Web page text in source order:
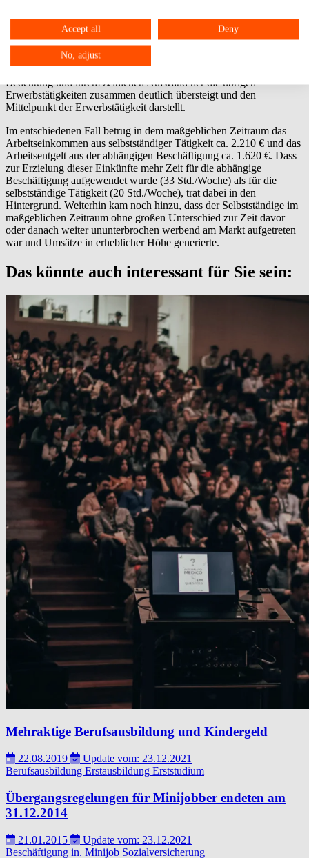
Nach dem SGB V tritt keine Versicherungspflicht in der Kranken-,
Pflege- und Rentenversicherung ein, wenn hauptberuflich eine
selbstständige Erwerbstätigkeit ausgeübt wird. Eine hauptberufliche
Tätigkeit liegt vor, wenn diese Tätigkeit von ihrer wirtschaftlichen
Bedeutung und ihrem zeitlichen Aufwand her die übrigen
Erwerbstätigkeiten zusammen deutlich übersteigt und den
Mittelpunkt der Erwerbstätigkeit darstellt.
Im entschiedenen Fall betrug in dem maßgeblichen Zeitraum das
Arbeitseinkommen aus selbstständiger Tätigkeit ca. 2.210 € und das
Arbeitsentgelt aus der abhängigen Beschäftigung ca. 1.620 €. Dass
zur Erzielung dieser Einkünfte mehr Zeit für die abhängige
Beschäftigung aufgewendet wurde (33 Std./Woche) als für die
selbstständige Tätigkeit (20 Std./Woche), trat dabei in den
Hintergrund. Weiterhin kam noch hinzu, dass der Selbstständige im
maßgeblichen Zeitraum ohne großen Unterschied zur Zeit davor
oder danach weiter ununterbrochen werbend am Markt aufgetreten
war und Umsätze in erheblicher Höhe generierte.
Das könnte auch interessant für Sie sein:
Mehraktige Berufsausbildung und Kindergeld
22.08.2019
Update vom: 23.12.2021
Berufsausbildung Erstausbildung Erststudium
Übergangsregelungen für Minijobber endeten am
31.12.2014
21.01.2015
Update vom: 23.12.2021
Beschäftigung in. Minijob Sozialversicherung
Accept all Deny
No, adjust